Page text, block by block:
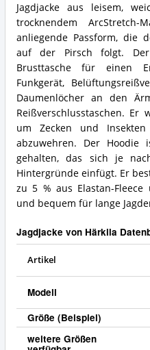
Jagdjacke aus leisem,
trocknendem
anliegende Passform, die
auf der Pirsch folgt.
Brusttasche für einen
Funkgerät,
Daumenlöcher an den
Reißverschlusstaschen. Er
um Zecken und
abzuwehren. Der Hoodie
gehalten, das sich je
Hintergründe einfügt. Er
zu 5 % aus Elastan-
und bequem für lange
Jagdjacke von Härkila
Artikel
Modell
Größe (Beispiel)
weitere Größen